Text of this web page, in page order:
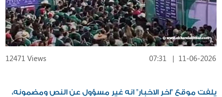
12471 Views 07:31 | 11-06-2026
يلفت موقع "اخر الاخبار" انه غير مسؤول عن النص ومضمونه،